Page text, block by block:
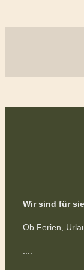
Wir sind für
Ob Ferien,
....